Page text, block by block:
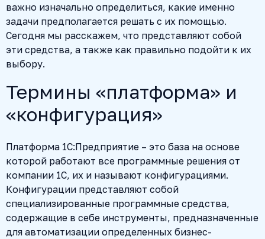
важно изначально определиться, какие именно
задачи предполагается решать с их помощью.
Сегодня мы расскажем, что представляют собой
эти средства, а также как правильно подойти к их
выбору.
Термины «платформа» и
«конфигурация»
Платформа 1С:Предприятие – это база на основе
которой работают все программные решения от
компании 1С, их и называют конфигурациями.
Конфигурации представляют собой
специализированные программные средства,
содержащие в себе инструменты, предназначенные
для автоматизации определенных бизнес-